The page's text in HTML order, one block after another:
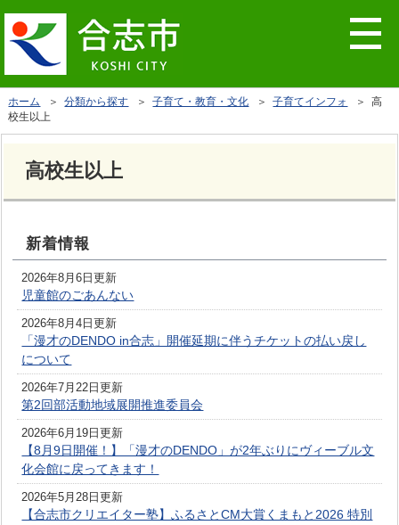
ホーム ＞分類から探す ＞子育て・教育・文化 ＞子育てインフォ
＞ 高
校生以上
高校生以上
新着情報
2026年8月6日更新
児童館のごあんない
2026年8月4日更新
「漫才のDENDO in合志」開催延期に伴うチケットの払い戻し
について
2026年7月22日更新
第2回部活動地域展開推進委員会
2026年6月19日更新
【8月9日開催！】「漫才のDENDO」が2年ぶりにヴィーブル文
化会館に戻ってきます！
2026年5月28日更新
【合志市クリエイター塾】ふるさとCM大賞くまもと2026 特別